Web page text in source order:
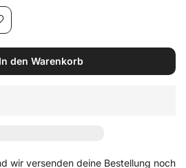
In den Warenkorb
wir versenden deine Bestellung noch